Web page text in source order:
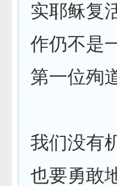
实耶稣复
作仍不是
第一位殉
我们没有
也要勇敢